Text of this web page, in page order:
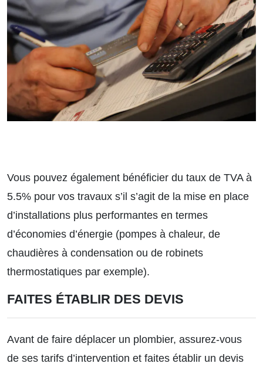
Vous pouvez également bénéficier du taux de TVA à
5.5% pour vos travaux s’il s’agit de la mise en place
d’installations plus performantes en termes
d’économies d’énergie (pompes à chaleur, de
chaudières à condensation ou de robinets
thermostatiques par exemple).
FAITES ÉTABLIR DES DEVIS
Avant de faire déplacer un plombier, assurez-vous
de ses tarifs d’intervention et faites établir un devis